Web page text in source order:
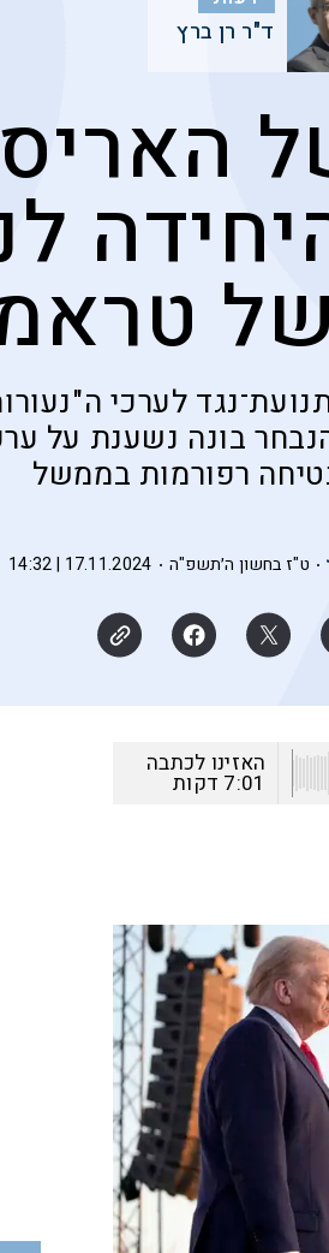
ד"ר רן ברץ
לערכי
בונה נשענת על
רפורמות בממשל
ט"ז בחשון ה׳תשפ"ה 17.11.2024 | 14:32
האזינו לכתבה
7:01 דקות